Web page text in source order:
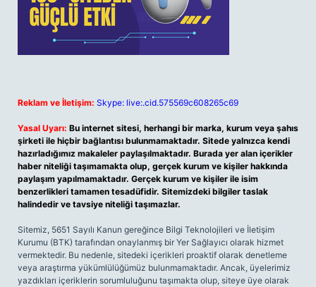
Reklam ve İletişim: Skype: live:.cid.575569c608265c69
Yasal Uyarı: Bu internet sitesi, herhangi bir marka, kurum veya şahıs
şirketi ile hiçbir bağlantısı bulunmamaktadır. Sitede yalnızca kendi
hazırladığımız makaleler paylaşılmaktadır. Burada yer alan içerikler
haber niteliği taşımamakta olup, gerçek kurum ve kişiler hakkında
paylaşım yapılmamaktadır. Gerçek kurum ve kişiler ile isim
benzerlikleri tamamen tesadüfidir. Sitemizdeki bilgiler taslak
halindedir ve tavsiye niteliği taşımazlar.
Sitemiz, 5651 Sayılı Kanun gereğince Bilgi Teknolojileri ve İletişim
Kurumu (BTK) tarafından onaylanmış bir Yer Sağlayıcı olarak hizmet
vermektedir. Bu nedenle, sitedeki içerikleri proaktif olarak denetleme
veya araştırma yükümlülüğümüz bulunmamaktadır. Ancak, üyelerimiz
yazdıkları içeriklerin sorumluluğunu taşımakta olup, siteye üye olarak